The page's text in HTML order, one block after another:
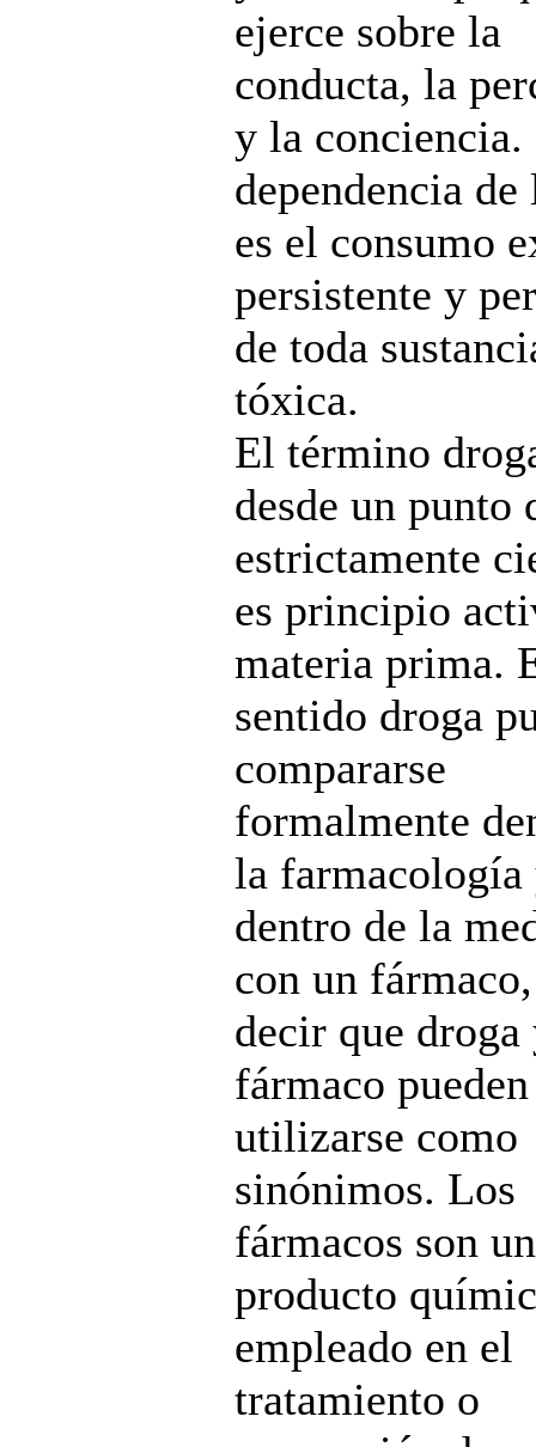
ejerce sobre la
conducta, la
y la conciencia.
dependencia de
es el consumo
persistente y
de toda
tóxica.
El término
desde un punto
estrictamente
es principio
materia prima.
sentido droga
compararse
formalmente
la farmacología
dentro de la
con un
decir que droga
fármaco pueden
utilizarse como
sinónimos. Los
fármacos son un
producto
empleado en el
tratamiento o